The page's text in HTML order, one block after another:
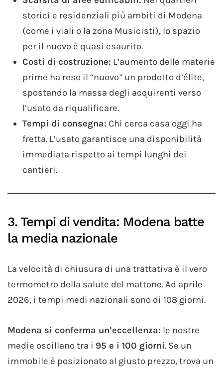
storici e residenziali più ambiti di Modena
(come i viali o la zona Musicisti), lo spazio
per il nuovo è quasi esaurito.
Costi di costruzione: L’aumento delle materie
prime ha reso il “nuovo” un prodotto d’élite,
spostando la massa degli acquirenti verso
l’usato da riqualificare.
Tempi di consegna: Chi cerca casa oggi ha
fretta. L’usato garantisce una disponibilità
immediata rispetto ai tempi lunghi dei
cantieri.
3. Tempi di vendita: Modena batte
la media nazionale
La velocità di chiusura di una trattativa è il vero
termometro della salute del mattone. Ad aprile
2026, i tempi medi nazionali sono di 108 giorni.
Modena si conferma un’eccellenza: le nostre
medie oscillano tra i 95 e i 100 giorni. Se un
immobile è posizionato al giusto prezzo, trova un